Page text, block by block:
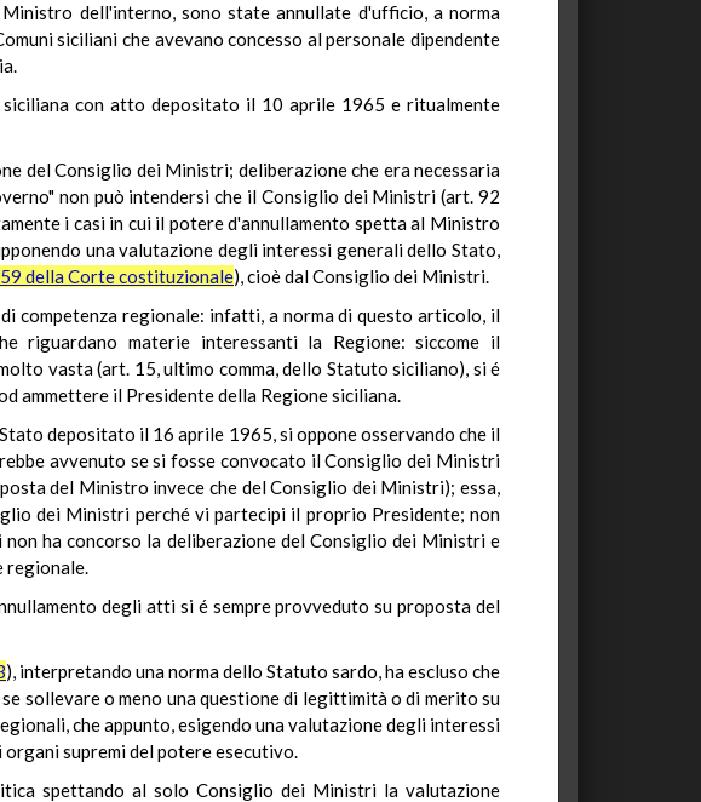
dell'interno, sono state annullate d'ufficio, a norma
siciliani che avevano concesso al personale dipendente
con atto depositato il 10 aprile 1965 e ritualmente
del Consiglio dei Ministri; deliberazione che era necessaria
non può intendersi che il Consiglio dei Ministri (art. 92
i casi in cui il potere d'annullamento spetta al Ministro
una valutazione degli interessi generali dello Stato,
della Corte costituzionale), cioè dal Consiglio dei Ministri.
competenza regionale: infatti, a norma di questo articolo, il
riguardano materie interessanti la Regione: siccome il
vasta (art. 15, ultimo comma, dello Statuto siciliano), si é
ammettere il Presidente della Regione siciliana.
depositato il 16 aprile 1965, si oppone osservando che il
avvenuto se si fosse convocato il Consiglio dei Ministri
del Ministro invece che del Consiglio dei Ministri); essa,
dei Ministri perché vi partecipi il proprio Presidente; non
ha concorso la deliberazione del Consiglio dei Ministri e
regionale.
degli atti si é sempre provveduto su proposta del
), interpretando una norma dello Statuto sardo, ha escluso che
sollevare o meno una questione di legittimità o di merito su
che appunto, esigendo una valutazione degli interessi
supremi del potere esecutivo.
spettando al solo Consiglio dei Ministri la valutazione